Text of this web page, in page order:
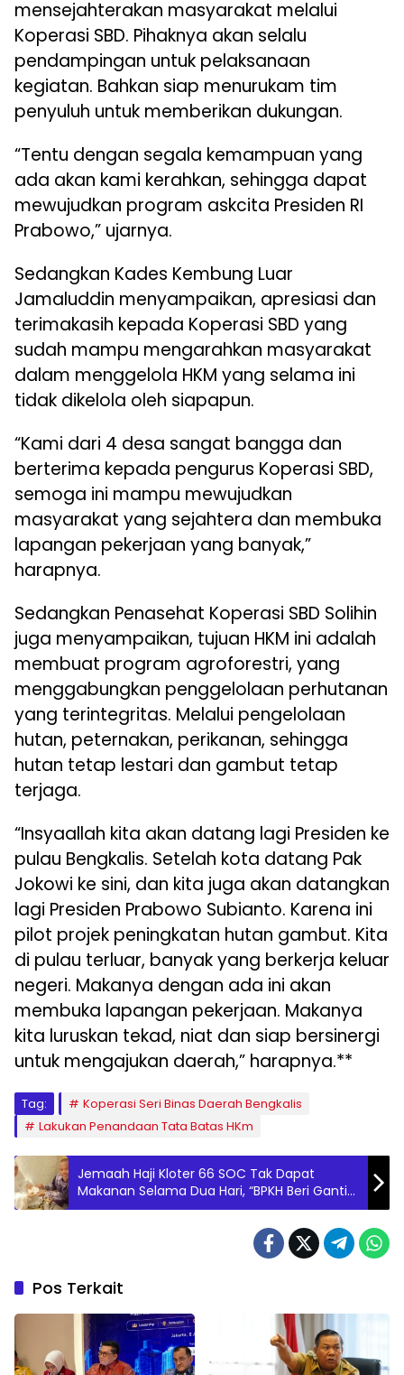
mensejahterakan masyarakat melalui
Koperasi SBD. Pihaknya akan selalu
pendampingan untuk pelaksanaan
kegiatan. Bahkan siap menurukam tim
penyuluh untuk memberikan dukungan.
“Tentu dengan segala kemampuan yang
ada akan kami kerahkan, sehingga dapat
mewujudkan program askcita Presiden RI
Prabowo,” ujarnya.
Sedangkan Kades Kembung Luar
Jamaluddin menyampaikan, apresiasi dan
terimakasih kepada Koperasi SBD yang
sudah mampu mengarahkan masyarakat
dalam menggelola HKM yang selama ini
tidak dikelola oleh siapapun.
“Kami dari 4 desa sangat bangga dan
berterima kepada pengurus Koperasi SBD,
semoga ini mampu mewujudkan
masyarakat yang sejahtera dan membuka
lapangan pekerjaan yang banyak,”
harapnya.
Sedangkan Penasehat Koperasi SBD Solihin
juga menyampaikan, tujuan HKM ini adalah
membuat program agroforestri, yang
menggabungkan penggelolaan perhutanan
yang terintegritas. Melalui pengelolaan
hutan, peternakan, perikanan, sehingga
hutan tetap lestari dan gambut tetap
terjaga.
“Insyaallah kita akan datang lagi Presiden ke
pulau Bengkalis. Setelah kota datang Pak
Jokowi ke sini, dan kita juga akan datangkan
lagi Presiden Prabowo Subianto. Karena ini
pilot projek peningkatan hutan gambut. Kita
di pulau terluar, banyak yang berkerja keluar
negeri. Makanya dengan ada ini akan
membuka lapangan pekerjaan. Makanya
kita luruskan tekad, niat dan siap bersinergi
untuk mengajukan daerah,” harapnya.**
Tag:
Koperasi Seri Binas Daerah Bengkalis
Lakukan Penandaan Tata Batas HKm
Jemaah Haji Kloter 66 SOC Tak Dapat
Makanan Selama Dua Hari, “BPKH Beri Ganti
Uang Konsumsi
Pos Terkait